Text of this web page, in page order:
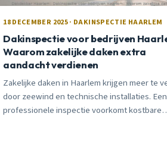
18 DECEMBER 2025 · DAKINSPECTIE HAARLEM
Dakinspectie voor bedrijven
Waarom zakelijke daken extra
aandacht verdienen
Zakelijke daken in Haarlem krijgen meer te
door zeewind en technische installaties. Een
professionele inspectie voorkomt kostbare